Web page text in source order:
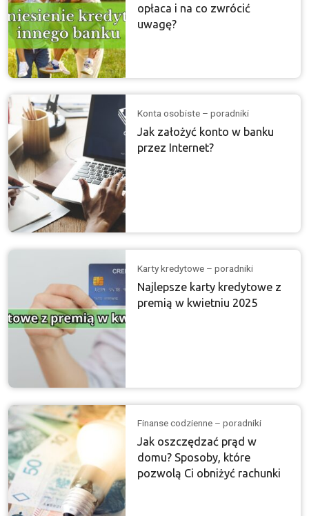
opłaca i na co zwrócić
uwagę?
Konta osobiste – poradniki
Jak założyć konto w banku
przez Internet?
Karty kredytowe – poradniki
Najlepsze karty kredytowe z
premią w kwietniu 2025
Finanse codzienne – poradniki
Jak oszczędzać prąd w
domu? Sposoby, które
pozwolą Ci obniżyć rachunki